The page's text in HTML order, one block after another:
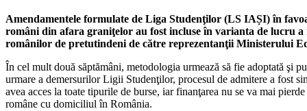
Amendamentele formulate de Liga Studenţilor (LS IAȘI) în
români din afara graniţelor au fost incluse în varianta de lucru a
românilor de pretutindeni de către reprezentanţii Ministerului
În cel mult două săptămâni, metodologia urmează să fie adoptată şi
urmare a demersurilor Ligii Studenţilor, procesul de admitere a fost
avea acces la toate tipurile de burse, iar finanţarea nu se va mai
române cu domiciliul în România.